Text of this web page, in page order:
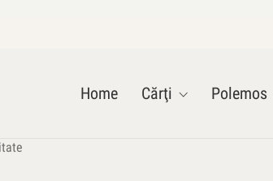
Home Cărţi Polemos